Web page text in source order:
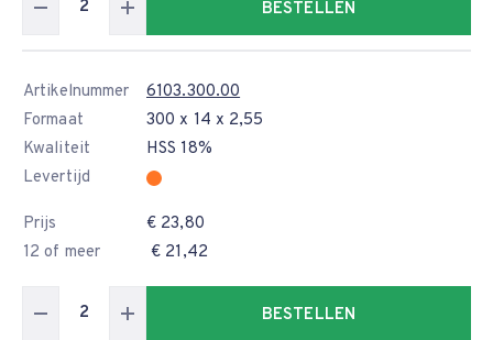
BESTELLEN
Artikelnummer
6103.300.00
Formaat
300 x 14 x 2,55
Kwaliteit
HSS 18%
Levertijd
Prijs
€ 23,80
12 of meer
€ 21,42
BESTELLEN